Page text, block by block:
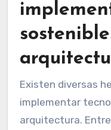
Existen diversas
implementar
arquitectura.